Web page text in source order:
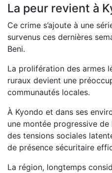
La peur revient à
Ce crime s’ajoute à une
survenus ces dernières
Beni.
La prolifération des armes
ruraux devient une
communautés locales.
À Kyondo et dans ses
une montée progressive de
des tensions sociales
de présence sécuritaire
La région, longtemps